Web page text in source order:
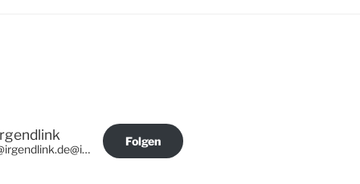
@irgendlink.de@irgendlink.de
Folgen